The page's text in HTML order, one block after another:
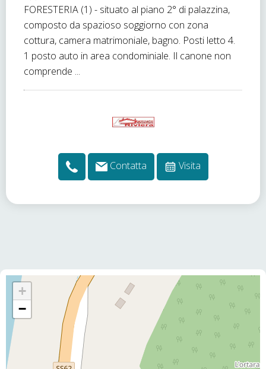
FORESTERIA (1) - situato al piano 2° di palazzina,
composto da spazioso soggiorno con zona
cottura, camera matrimoniale, bagno. Posti letto 4.
1 posto auto in area condominiale. Il canone non
comprende ...
Contatta Visita
+
−